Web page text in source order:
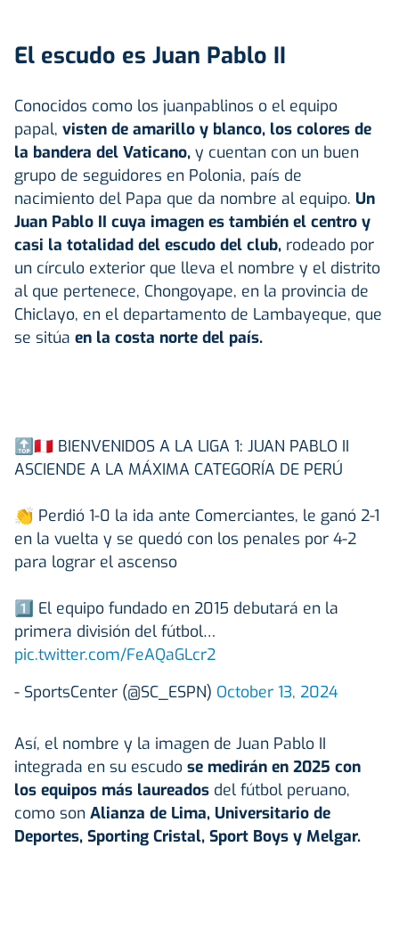
El escudo es Juan Pablo II
Conocidos como los juanpablinos o el equipo
papal, visten de amarillo y blanco, los colores de
la bandera del Vaticano, y cuentan con un buen
grupo de seguidores en Polonia, país de
nacimiento del Papa que da nombre al equipo. Un
Juan Pablo II cuya imagen es también el centro y
casi la totalidad del escudo del club, rodeado por
un círculo exterior que lleva el nombre y el distrito
al que pertenece, Chongoyape, en la provincia de
Chiclayo, en el departamento de Lambayeque, que
se sitúa en la costa norte del país.
🔝🇵🇪 BIENVENIDOS A LA LIGA 1: JUAN PABLO II
ASCIENDE A LA MÁXIMA CATEGORÍA DE PERÚ
👏 Perdió 1-0 la ida ante Comerciantes, le ganó 2-1
en la vuelta y se quedó con los penales por 4-2
para lograr el ascenso
1️⃣ El equipo fundado en 2015 debutará en la
primera división del fútbol…
pic.twitter.com/FeAQaGLcr2
- SportsCenter (@SC_ESPN) October 13, 2024
Así, el nombre y la imagen de Juan Pablo II
integrada en su escudo se medirán en 2025 con
los equipos más laureados del fútbol peruano,
como son Alianza de Lima, Universitario de
Deportes, Sporting Cristal, Sport Boys y Melgar.